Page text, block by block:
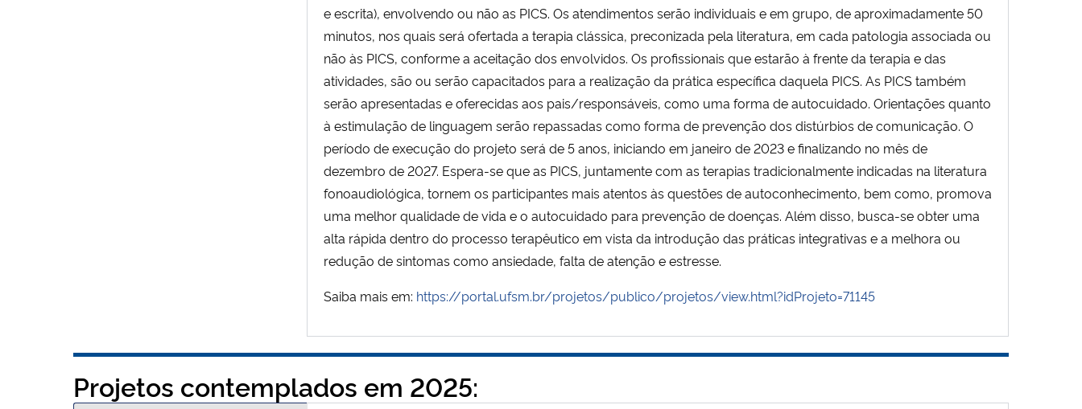
e escrita), envolvendo ou não as PICS. Os atendimentos serão individuais e em grupo, de aproximadamente 50
minutos, nos quais será ofertada a terapia clássica, preconizada pela literatura, em cada patologia associada ou
não às PICS, conforme a aceitação dos envolvidos. Os profissionais que estarão à frente da terapia e das
atividades, são ou serão capacitados para a realização da prática específica daquela PICS. As PICS também
serão apresentadas e oferecidas aos pais/responsáveis, como uma forma de autocuidado. Orientações quanto
à estimulação de linguagem serão repassadas como forma de prevenção dos distúrbios de comunicação. O
período de execução do projeto será de 5 anos, iniciando em janeiro de 2023 e finalizando no mês de
dezembro de 2027. Espera-se que as PICS, juntamente com as terapias tradicionalmente indicadas na literatura
fonoaudiológica, tornem os participantes mais atentos às questões de autoconhecimento, bem como, promova
uma melhor qualidade de vida e o autocuidado para prevenção de doenças. Além disso, busca-se obter uma
alta rápida dentro do processo terapêutico em vista da introdução das práticas integrativas e a melhora ou
redução de sintomas como ansiedade, falta de atenção e estresse.
Saiba mais em: https://portal.ufsm.br/projetos/publico/projetos/view.html?idProjeto=71145
Projetos contemplados em 2025: